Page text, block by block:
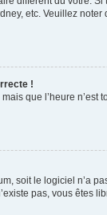
etc. Veuillez
!
que l’heure
soit le logiciel n’a
pas, vous êtes